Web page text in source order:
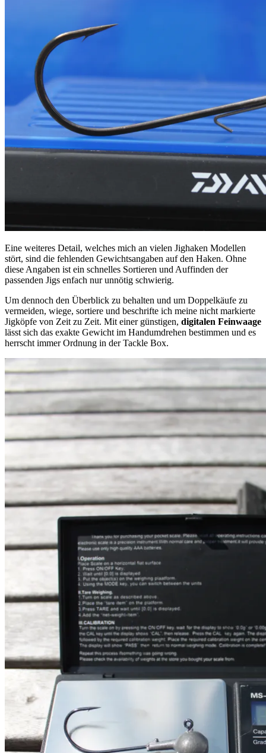
Eine weiteres Detail, welches mich an vielen Jighaken Modellen
stört, sind die fehlenden Gewichtsangaben auf den Haken. Ohne
diese Angaben ist ein schnelles Sortieren und Auffinden der
passenden Jigs enfach nur unnötig schwierig.
Um dennoch den Überblick zu behalten und um Doppelkäufe zu
vermeiden, wiege, sortiere und beschrifte ich meine nicht markierte
Jigköpfe von Zeit zu Zeit. Mit einer günstigen, digitalen Feinwaage
lässt sich das exakte Gewicht im Handumdrehen bestimmen und es
herrscht immer Ordnung in der Tackle Box.